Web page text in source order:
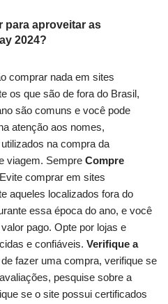
para aproveitar as
2024?
comprar nada em sites
os que são de fora do Brasil,
são comuns e você pode
atenção aos nomes,
na compra da
viagem. Sempre Compre
comprar em sites
aqueles localizados fora do
essa época do ano, e você
pago. Opte por lojas e
e confiáveis. Verifique a
de fazer uma compra, verifique se
pesquise sobre a
se o site possui certificados